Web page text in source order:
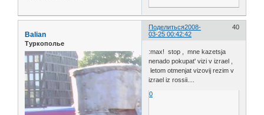
Поделиться 40
2008-
03-25 00:42:42
Balian
Туркополье
:max! stop , mne kazetsja
nenado pokupat' vizi v izrael ,
letom otmenjat vizovij rezim v
izrael iz rossii....
0